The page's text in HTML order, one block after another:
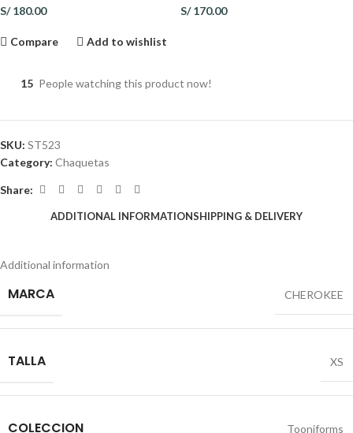
S/180.00 S/170.00
Compare Add to wishlist
15 People watching this product now!
SKU: ST523
Category: Chaquetas
Share:
ADDITIONAL INFORMATIONSHIPPING & DELIVERY
Additional information
MARCA CHEROKEE
TALLA XS
COLECCION Tooniforms